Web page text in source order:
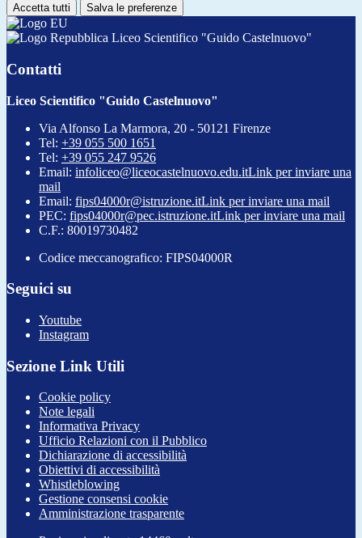
Accetta tutti Salva le preferenze
Liceo Scientifico "Guido Castelnuovo"
Contatti
Liceo Scientifico "Guido Castelnuovo"
Via Alfonso La Marmora, 20 - 50121 Firenze
Tel: +39 055 500 1651
Tel: +39 055 247 9526
Email: infoliceo@liceocastelnuovo.edu.itLink per inviare una
mail
Email: fips04000r@istruzione.itLink per inviare una mail
PEC: fips04000r@pec.istruzione.itLink per inviare una mail
C.F.: 80019730482
Codice meccanografico: FIPS04000R
Seguici su
Youtube
Instagram
Sezione Link Utili
Cookie policy
Note legali
Informativa Privacy
Ufficio Relazioni con il Pubblico
Dichiarazione di accessibilità
Obiettivi di accessibilità
Whistleblowing
Gestione consensi cookie
Amministrazione trasparente